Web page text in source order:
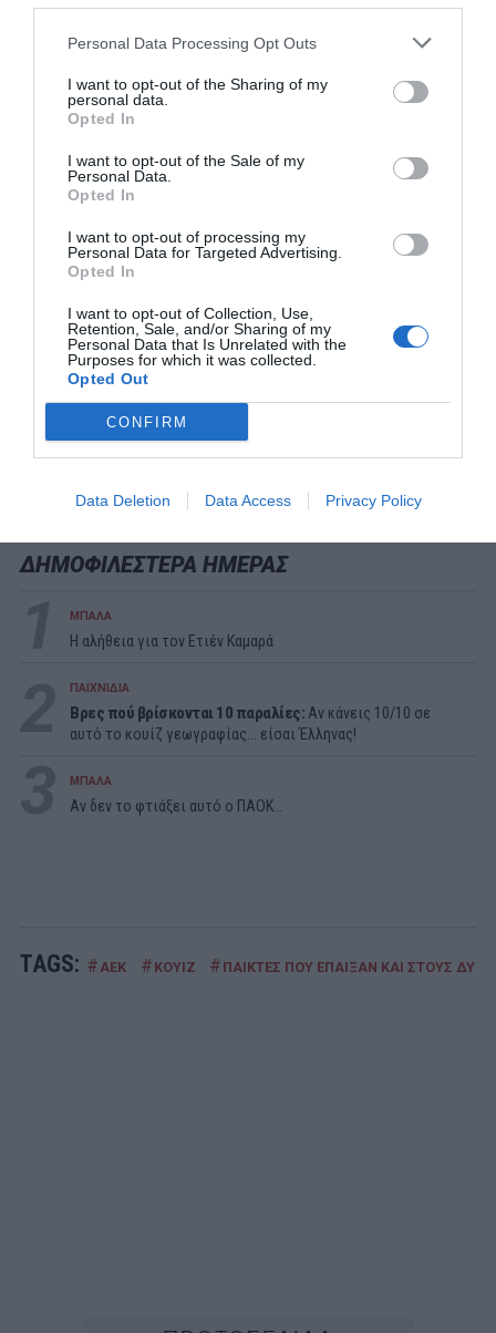
Personal Data Processing Opt Outs
I want to opt-out of the Sharing of my
personal data.
Opted In
I want to opt-out of the Sale of my
Personal Data.
Opted In
I want to opt-out of processing my
Personal Data for Targeted Advertising.
Opted In
I want to opt-out of Collection, Use,
Retention, Sale, and/or Sharing of my
Personal Data that Is Unrelated with the
Purposes for which it was collected.
Opted Out
CONFIRM
Data Deletion Data Access Privacy Policy
Ο χρόνος ξεκινάει από… τώρα!
ΔΗΜΟΦΙΛΕΣΤΕΡΑ ΗΜΕΡΑΣ
ΜΠΑΛΑ
Η αλήθεια για τον Ετιέν Καμαρά
ΠΑΙΧΝΙΔΙΑ
Βρες πού βρίσκονται 10 παραλίες: Αν κάνεις 10/10 σε
αυτό το κουίζ γεωγραφίας... είσαι Έλληνας!
ΜΠΑΛΑ
Αν δεν το φτιάξει αυτό ο ΠΑΟΚ…
TAGS: # ΑΕΚ # ΚΟΥΙΖ # ΠΑΙΚΤΕΣ ΠΟΥ ΕΠΑΙΞΑΝ ΚΑΙ ΣΤΟΥΣ ΔΥΟ